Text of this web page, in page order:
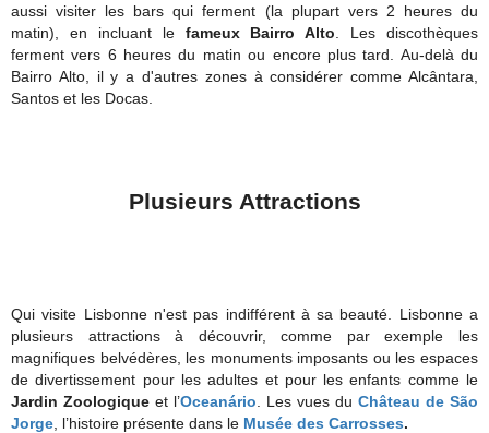
aussi visiter les bars qui ferment (la plupart vers 2 heures du
matin), en incluant le fameux Bairro Alto. Les discothèques
ferment vers 6 heures du matin ou encore plus tard. Au-delà du
Bairro Alto, il y a d'autres zones à considérer comme Alcântara,
Santos et les Docas.
Plusieurs Attractions
Qui visite Lisbonne n'est pas indifférent à sa beauté. Lisbonne a
plusieurs attractions à découvrir, comme par exemple les
magnifiques belvédères, les monuments imposants ou les espaces
de divertissement pour les adultes et pour les enfants comme le
Jardin Zoologique et l’Oceanário . Les vues du Château de São
Jorge , l’histoire présente dans le Musée des Carrosses.